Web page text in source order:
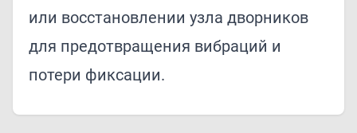
или восстановлении узла дворников
для предотвращения вибраций и
потери фиксации.